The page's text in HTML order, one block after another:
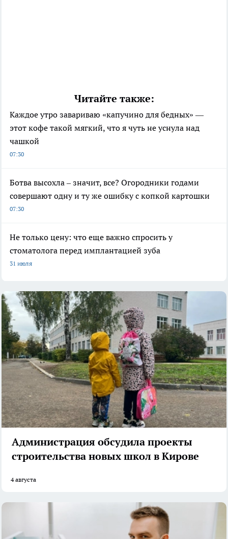
Читайте также:
Каждое утро завариваю «капучино для бедных» —
этот кофе такой мягкий, что я чуть не уснула над
чашкой
07:30
Ботва высохла – значит, все? Огородники годами
совершают одну и ту же ошибку с копкой картошки
07:30
Не только цену: что еще важно спросить у
стоматолога перед имплантацией зуба
31 июля
Администрация обсудила проекты
строительства новых школ в Кирове
4 августа